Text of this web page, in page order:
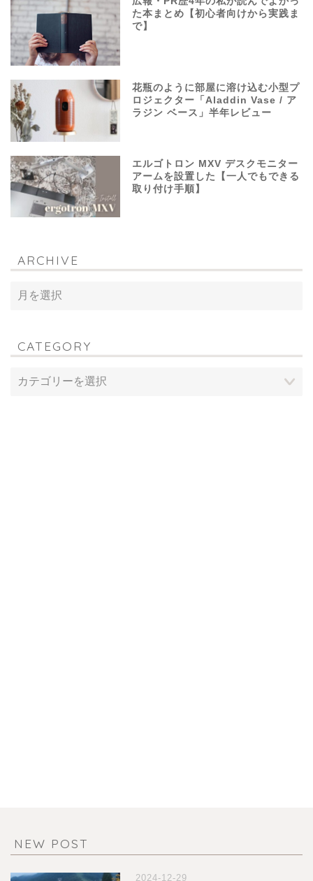
た本まとめ【初心者向けから実践ま
で】
花瓶のように部屋に溶け込む小型プ
ロジェクター「Aladdin Vase / ア
ラジン ベース」半年レビュー
エルゴトロン MXV デスクモニター
アームを設置した【一人でもできる
取り付け手順】
ARCHIVE
CATEGORY
NEW POST
2024-12-29